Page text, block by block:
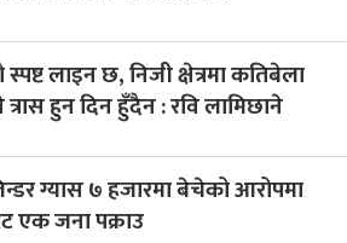
स्पष्ट लाइन छ, निजी क्षेत्रमा कतिबेला
त्रास हुन दिन हुँदैन : रवि लामिछाने
ग्यास ७ हजारमा बेचेको आरोपमा
एक जना पक्राउ